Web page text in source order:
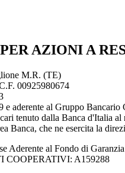
AZIONI A
M.R. (TE)
00925980674
e aderente al Gruppo
tenuto dalla Banca
Banca, che ne esercita la
Aderente al Fondo di
COOPERATIVI: A159288